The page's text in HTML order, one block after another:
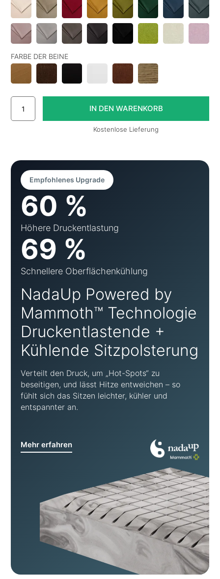
FARBE DER BEINE
Kostenlose Lieferung
Empfohlenes Upgrade
60 %
Höhere Druckentlastung
69 %
Schnellere Oberflächenkühlung
NadaUp Powered by
Mammoth™ Technologie
Druckentlastende +
Kühlende Sitzpolsterung
Verteilt den Druck, um „Hot-Spots“ zu
beseitigen, und lässt Hitze entweichen – so
fühlt sich das Sitzen leichter, kühler und
entspannter an.
Mehr erfahren